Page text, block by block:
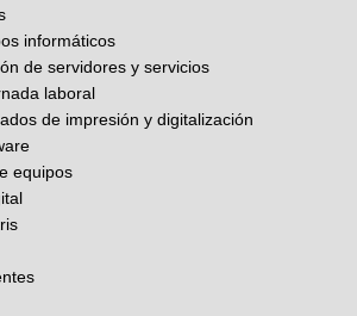
informáticos
de servidores y servicios
laboral
de impresión y digitalización
equipos